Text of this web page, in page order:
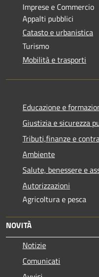
Imprese e Commercio
Appalti pubblici
Catasto e urbanistica
Turismo
Mobilità e trasporti
Educazione e
Giustizia e sicurezza
Tributi,finanze e
Ambiente
Salute, benessere e
Autorizzazioni
Agricoltura e pesca
NOVITÀ
Notizie
Comunicati